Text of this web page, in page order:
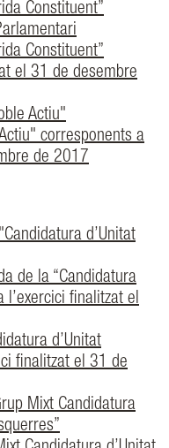
Constituent”
Constituent”
el 31 de desembre
Actiu"
corresponents a
de 2017
d’Unitat
de la “Candidatura
l’exercici finalitzat el
d’Unitat
finalitzat el 31 de
Mixt Candidatura